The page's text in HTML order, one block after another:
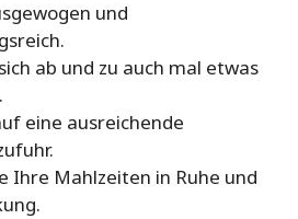
und
ab und zu auch mal etwas
eine ausreichende
Ihre Mahlzeiten in Ruhe und